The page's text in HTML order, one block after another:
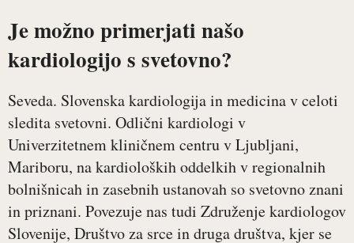
Je možno primerjati našo
kardiologijo s svetovno?
Seveda. Slovenska kardiologija in medicina v celoti
sledita svetovni. Odlični kardiologi v
Univerzitetnem kliničnem centru v Ljubljani,
Mariboru, na kardioloških oddelkih v regionalnih
bolnišnicah in zasebnih ustanovah so svetovno znani
in priznani. Povezuje nas tudi Združenje kardiologov
Slovenije, Društvo za srce in druga društva, kjer se